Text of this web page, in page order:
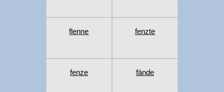
flenne fenzte
fenze fände